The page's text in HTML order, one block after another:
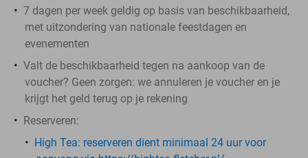
7 dagen per week geldig op basis van beschikbaarheid,
met uitzondering van nationale feestdagen en
evenementen
Valt de beschikbaarheid tegen na aankoop van de
voucher? Geen zorgen: we annuleren je voucher en je
krijgt het geld terug op je rekening
Reserveren:
High Tea: ​ reserveren dient minimaal 24 uur voor